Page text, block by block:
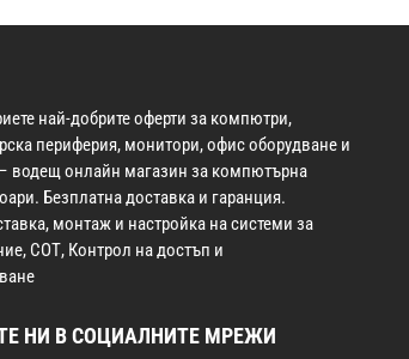
най-добрите оферти за компютри,
периферия, монитори, офис оборудване и
водещ онлайн магазин за компютърна
Безплатна доставка и гаранция.
монтаж и настройка на системи за
СОТ, Контрол на достъп и
НИ В СОЦИАЛНИТЕ МРЕЖИ